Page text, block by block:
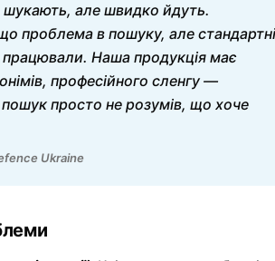
але швидко йдуть.
проблема в пошуку, але стандартні
працювали. Наша продукція має
професійного сленгу —
просто не розумів, що хоче
Ukraine